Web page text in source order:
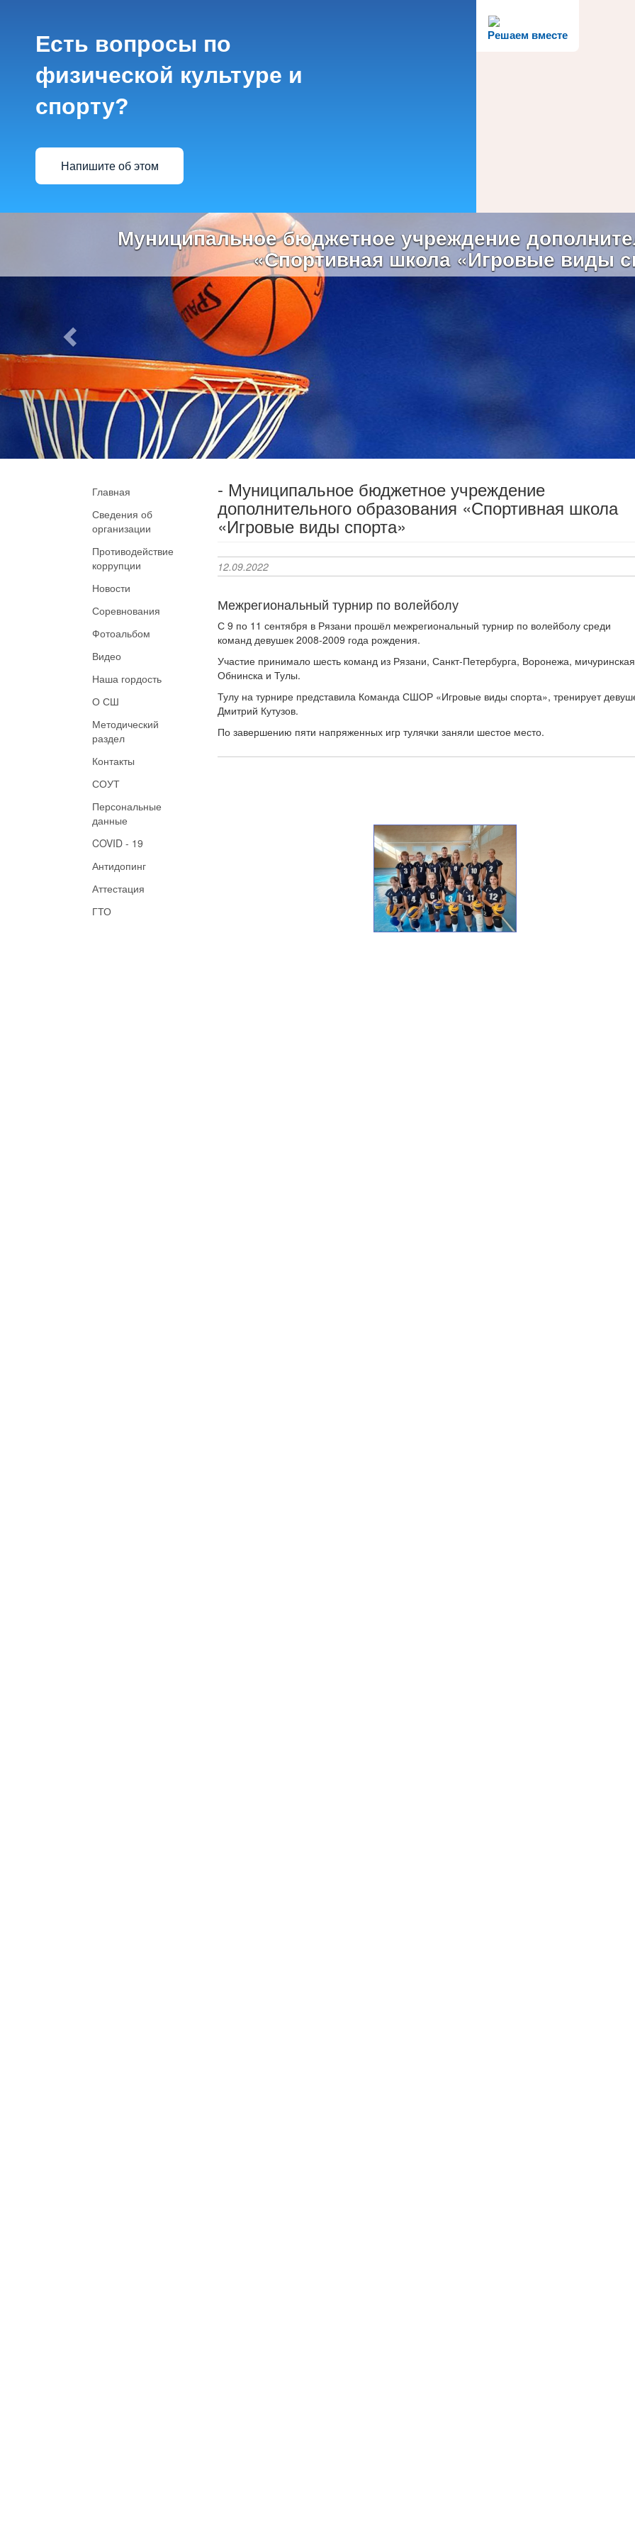
Решаем вместе
Есть вопросы по
физической культуре и
спорту?
Напишите об этом
Муниципальное бюджетное учреждение
«Спортивная школа «Игровые виды
Главная
Сведения об
организации
Противодействие
коррупции
Новости
Соревнования
Фотоальбом
Видео
Наша гордость
О СШ
Методический
раздел
Контакты
СОУТ
Персональные
данные
COVID - 19
Антидопинг
Аттестация
ГТО
- Муниципальное бюджетное учреждение
дополнительного образования «Спортивная школа
«Игровые виды спорта»
12.09.2022
Межрегиональный турнир по волейболу
С 9 по 11 сентября в Рязани прошёл межрегиональный турнир по волейболу среди
команд девушек 2008-2009 года рождения.
Участие принимало шесть команд из Рязани, Санкт-Петербурга, Воронежа,
Обнинска и Тулы.
Тулу на турнире представила Команда СШОР «Игровые виды спорта», тренирует
Дмитрий Кутузов.
По завершению пяти напряженных игр тулячки заняли шестое место.